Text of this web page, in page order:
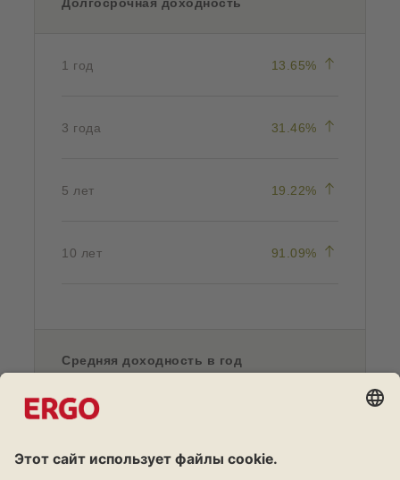
1 год 13.65% (vērtības
3 года 31.46% (vērtības
5 лет 19.22% (vērtības
10 лет 91.09% (vērtības
Средняя доходность в год
1 год